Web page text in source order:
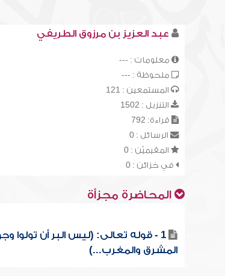
عبد العزيز بن مرزوق الطريفي
معلومات : ---
ملحوظة : ---
المستمعين : 121
التنزيل : 1502
قراءة: 792
الرسائل : 0
المقيميّن : 0
في خزائن : 0
المحاضرة مجزأة
1 - قوله تعالى: (ليس البر أن
المشرق والمغرب...)